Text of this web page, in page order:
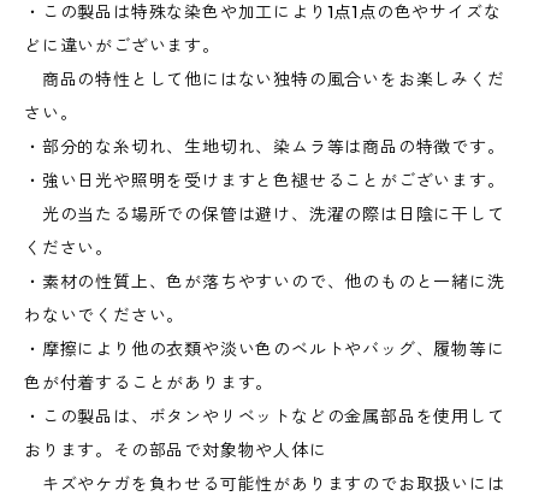
・この製品は特殊な染色や加工により1点1点の色やサイズな
どに違いがございます。
商品の特性として他にはない独特の風合いをお楽しみくだ
さい。
・部分的な糸切れ、生地切れ、染ムラ等は商品の特徴です。
・強い日光や照明を受けますと色褪せることがございます。
光の当たる場所での保管は避け、洗濯の際は日陰に干して
ください。
・素材の性質上、色が落ちやすいので、他のものと一緒に洗
わないでください。
・摩擦により他の衣類や淡い色のベルトやバッグ、履物等に
色が付着することがあります。
・この製品は、ボタンやリベットなどの金属部品を使用して
おります。その部品で対象物や人体に
キズやケガを負わせる可能性がありますのでお取扱いには